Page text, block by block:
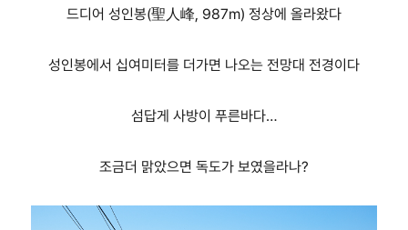
드디어 성인봉(聖人峰, 987m) 정상에 올라왔다
성인봉에서 십여미터를 더가면 나오는 전망대 전경이다
섬답게 사방이 푸른바다…
조금더 맑았으면 독도가 보였을라나?